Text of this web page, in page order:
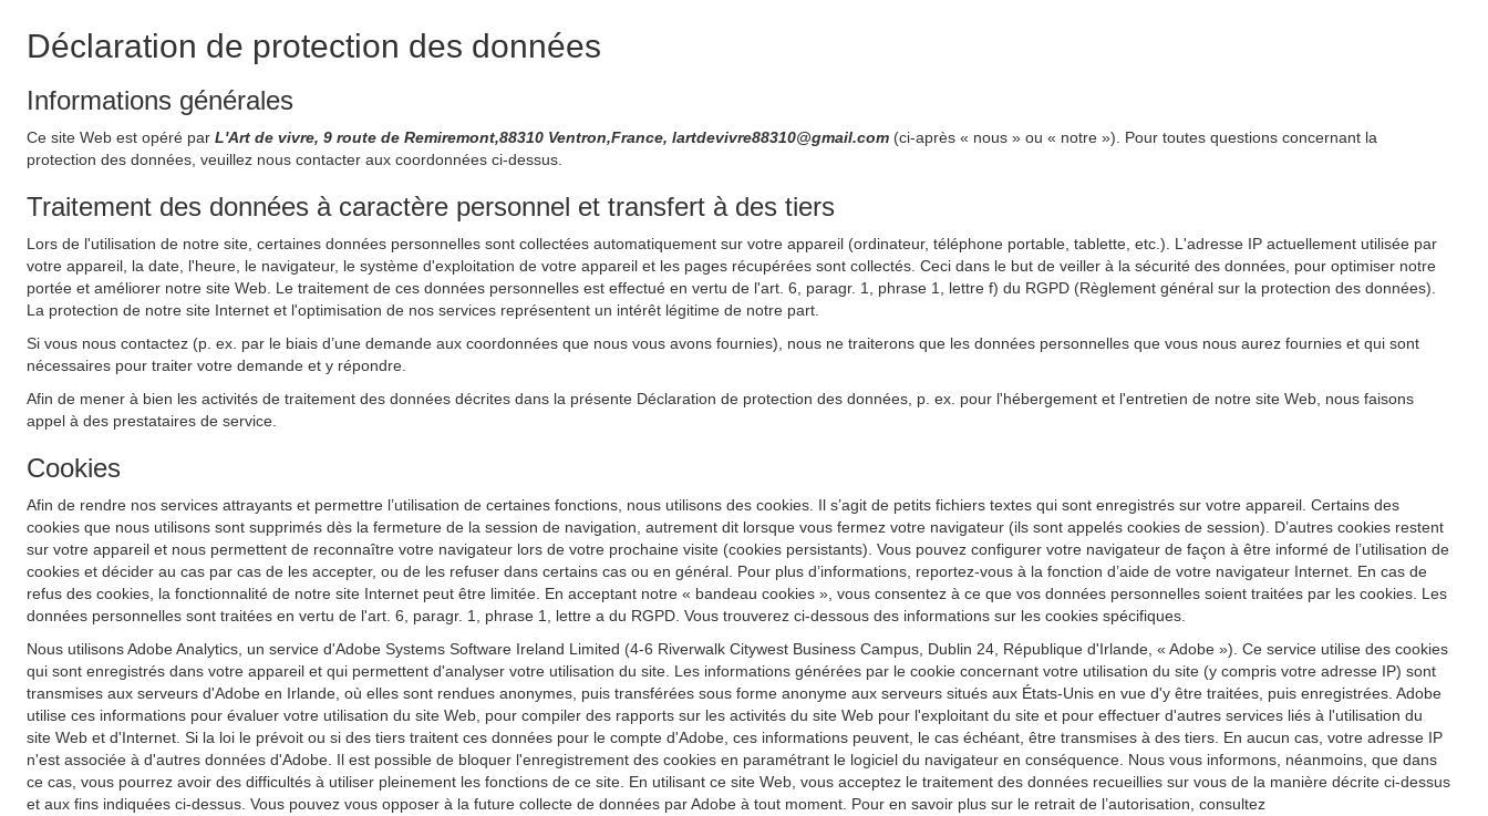
Déclaration de protection des données
Informations générales
Ce site Web est opéré par L'Art de vivre, 9 route de Remiremont,88310 Ventron,France, lartdevivre88310@gmail.com (ci-après « nous » ou « notre »). Pour toutes questions concernant la
protection des données, veuillez nous contacter aux coordonnées ci-dessus.
Traitement des données à caractère personnel et transfert à des tiers
Lors de l'utilisation de notre site, certaines données personnelles sont collectées automatiquement sur votre appareil (ordinateur, téléphone portable, tablette, etc.). L'adresse IP actuellement utilisée par
votre appareil, la date, l'heure, le navigateur, le système d'exploitation de votre appareil et les pages récupérées sont collectés. Ceci dans le but de veiller à la sécurité des données, pour optimiser notre
portée et améliorer notre site Web. Le traitement de ces données personnelles est effectué en vertu de l'art. 6, paragr. 1, phrase 1, lettre f) du RGPD (Règlement général sur la protection des données).
La protection de notre site Internet et l'optimisation de nos services représentent un intérêt légitime de notre part.
Si vous nous contactez (p. ex. par le biais d’une demande aux coordonnées que nous vous avons fournies), nous ne traiterons que les données personnelles que vous nous aurez fournies et qui sont
nécessaires pour traiter votre demande et y répondre.
Afin de mener à bien les activités de traitement des données décrites dans la présente Déclaration de protection des données, p. ex. pour l'hébergement et l'entretien de notre site Web, nous faisons
appel à des prestataires de service.
Cookies
Afin de rendre nos services attrayants et permettre l’utilisation de certaines fonctions, nous utilisons des cookies. Il s’agit de petits fichiers textes qui sont enregistrés sur votre appareil. Certains des
cookies que nous utilisons sont supprimés dès la fermeture de la session de navigation, autrement dit lorsque vous fermez votre navigateur (ils sont appelés cookies de session). D’autres cookies restent
sur votre appareil et nous permettent de reconnaître votre navigateur lors de votre prochaine visite (cookies persistants). Vous pouvez configurer votre navigateur de façon à être informé de l’utilisation de
cookies et décider au cas par cas de les accepter, ou de les refuser dans certains cas ou en général. Pour plus d’informations, reportez-vous à la fonction d’aide de votre navigateur Internet. En cas de
refus des cookies, la fonctionnalité de notre site Internet peut être limitée. En acceptant notre « bandeau cookies », vous consentez à ce que vos données personnelles soient traitées par les cookies. Les
données personnelles sont traitées en vertu de l'art. 6, paragr. 1, phrase 1, lettre a du RGPD. Vous trouverez ci-dessous des informations sur les cookies spécifiques.
Nous utilisons Adobe Analytics, un service d'Adobe Systems Software Ireland Limited (4-6 Riverwalk Citywest Business Campus, Dublin 24, République d'Irlande, « Adobe »). Ce service utilise des cookies
qui sont enregistrés dans votre appareil et qui permettent d'analyser votre utilisation du site. Les informations générées par le cookie concernant votre utilisation du site (y compris votre adresse IP) sont
transmises aux serveurs d'Adobe en Irlande, où elles sont rendues anonymes, puis transférées sous forme anonyme aux serveurs situés aux États-Unis en vue d'y être traitées, puis enregistrées. Adobe
utilise ces informations pour évaluer votre utilisation du site Web, pour compiler des rapports sur les activités du site Web pour l'exploitant du site et pour effectuer d'autres services liés à l'utilisation du
site Web et d'Internet. Si la loi le prévoit ou si des tiers traitent ces données pour le compte d'Adobe, ces informations peuvent, le cas échéant, être transmises à des tiers. En aucun cas, votre adresse IP
n'est associée à d'autres données d'Adobe. Il est possible de bloquer l'enregistrement des cookies en paramétrant le logiciel du navigateur en conséquence. Nous vous informons, néanmoins, que dans
ce cas, vous pourrez avoir des difficultés à utiliser pleinement les fonctions de ce site. En utilisant ce site Web, vous acceptez le traitement des données recueillies sur vous de la manière décrite ci-dessus
et aux fins indiquées ci-dessus. Vous pouvez vous opposer à la future collecte de données par Adobe à tout moment. Pour en savoir plus sur le retrait de l’autorisation, consultez